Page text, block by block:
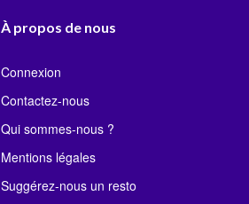
À propos de nous
Connexion
Contactez-nous
Qui sommes-nous ?
Mentions légales
Suggérez-nous un resto